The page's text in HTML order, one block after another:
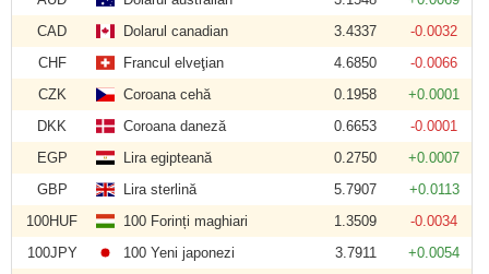
CAD
Dolarul canadian 3.4337
-0.0032
CHF
Francul elveţian 4.6850
-0.0066
CZK
Coroana cehă 0.1958
+0.0001
DKK
Coroana daneză 0.6653
-0.0001
EGP
Lira egipteană 0.2750
+0.0007
GBP
Lira sterlină 5.7907
+0.0113
100HUF
100 Forinți maghiari 1.3509
-0.0034
100JPY
100 Yeni japonezi 3.7911
+0.0054